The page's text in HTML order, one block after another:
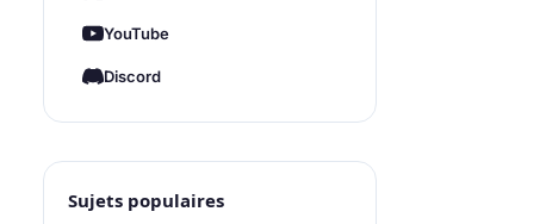
YouTube
Discord
Sujets populaires